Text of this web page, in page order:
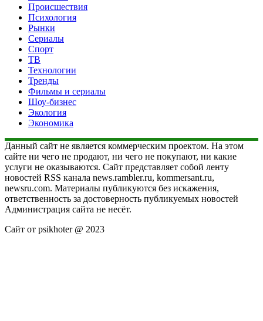
Происшествия
Психология
Рынки
Сериалы
Спорт
ТВ
Технологии
Тренды
Фильмы и сериалы
Шоу-бизнес
Экология
Экономика
Данный сайт не является коммерческим проектом. На этом
сайте ни чего не продают, ни чего не покупают, ни какие
услуги не оказываются. Сайт представляет собой ленту
новостей RSS канала news.rambler.ru, kommersant.ru,
newsru.com. Материалы публикуются без искажения,
ответственность за достоверность публикуемых новостей
Администрация сайта не несёт.
Сайт от psikhoter @ 2023